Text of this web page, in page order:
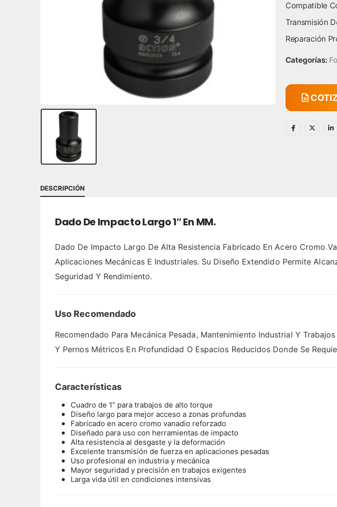
Compatible
Transmisión
Reparación
Categorías:
DESCRIPCIÓN
Dado De Impacto Largo 1″ En MM.
Dado De Impacto Largo De Alta Resistencia Fabricado En Acero Cromo
Aplicaciones Mecánicas E Industriales. Su Diseño Extendido Permite
Seguridad Y Rendimiento.
Uso Recomendado
Recomendado Para Mecánica Pesada, Mantenimiento Industrial Y
Y Pernos Métricos En Profundidad O Espacios Reducidos Donde Se
Características
Cuadro de 1” para trabajos de alto torque
Diseño largo para mejor acceso a zonas profundas
Fabricado en acero cromo vanadio reforzado
Diseñado para uso con herramientas de impacto
Alta resistencia al desgaste y la deformación
Excelente transmisión de fuerza en aplicaciones pesadas
Uso profesional en industria y mecánica
Mayor seguridad y precisión en trabajos exigentes
Larga vida útil en condiciones intensivas